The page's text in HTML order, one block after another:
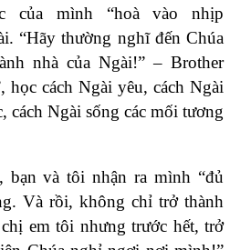
của mình “hoà vào nhịp
“Hãy thường nghĩ đến Chúa
nhà của Ngài!” – Brother
học cách Ngài yêu, cách Ngài
cách Ngài sống các mối tương
bạn và tôi nhận ra mình “đủ
Và rồi, không chỉ trở thành
em tôi nhưng trước hết, trở